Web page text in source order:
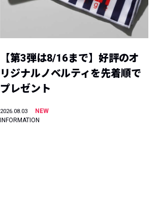
【第3弾は8/16まで】好評のオ
リジナルノベルティを先着順で
プレゼント
2026.08.03
NEW
INFORMATION